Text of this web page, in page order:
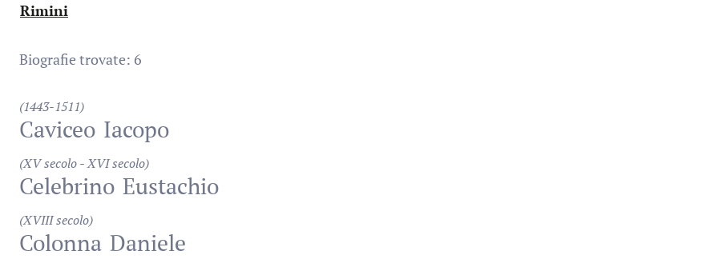
Rimini
Biografie trovate: 6
(1443-1511)
Caviceo Iacopo
(XV secolo - XVI secolo)
Celebrino Eustachio
(XVIII secolo)
Colonna Daniele